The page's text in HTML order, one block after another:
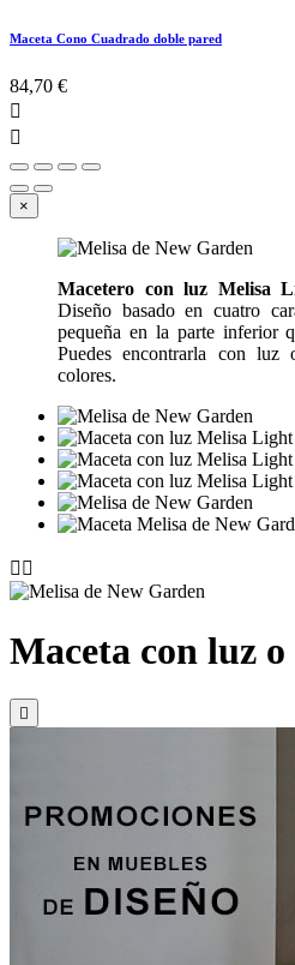
Maceta Cono Cuadrado doble pared
84,70 €


×
Macetero con luz Melisa
Diseño basado en cuatro
pequeña en la parte inferior
Puedes encontrarla con
colores.
 
Maceta con luz
